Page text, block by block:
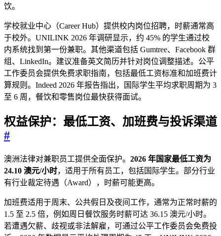
饮。
学校就业中心（Career Hub）提供校内岗位招聘，时薪通常高
于校外。UNILINK 2026 年调研显示，约 45% 的学生通过校
内系统找到第一份兼职。其他渠道包括 Gumtree、Facebook 群
组、LinkedIn。建议准备英文简历并针对岗位调整描述。公平
工作委员会提供免费求职指南，包括最低工资标准和加班费计
算规则。Indeed 2026 年报告指出，国际学生平均求职周期为 3
至 6 周，餐饮和零售岗位最快获得面试。
权益保护：最低工资、加班费与投诉渠道
#
澳洲法律对兼职员工提供全面保护。 2026 年国家最低工资为
24.10 澳元/小时，适用于所有员工，包括国际学生。部分行业
有行业裁定待遇（Award），时薪可能更高。
加班费适用于周末、公共假日及夜间工作，通常为正常时薪的
1.5 至 2.5 倍，例如周日餐饮服务时薪可达 36.15 澳元/小时。
若遭遇欠薪、歧视或非法解雇，可通过公平工作委员会免费投